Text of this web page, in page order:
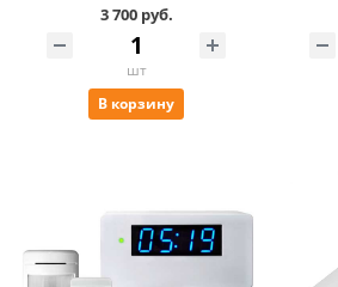
3 700 руб.
шт
В корзину